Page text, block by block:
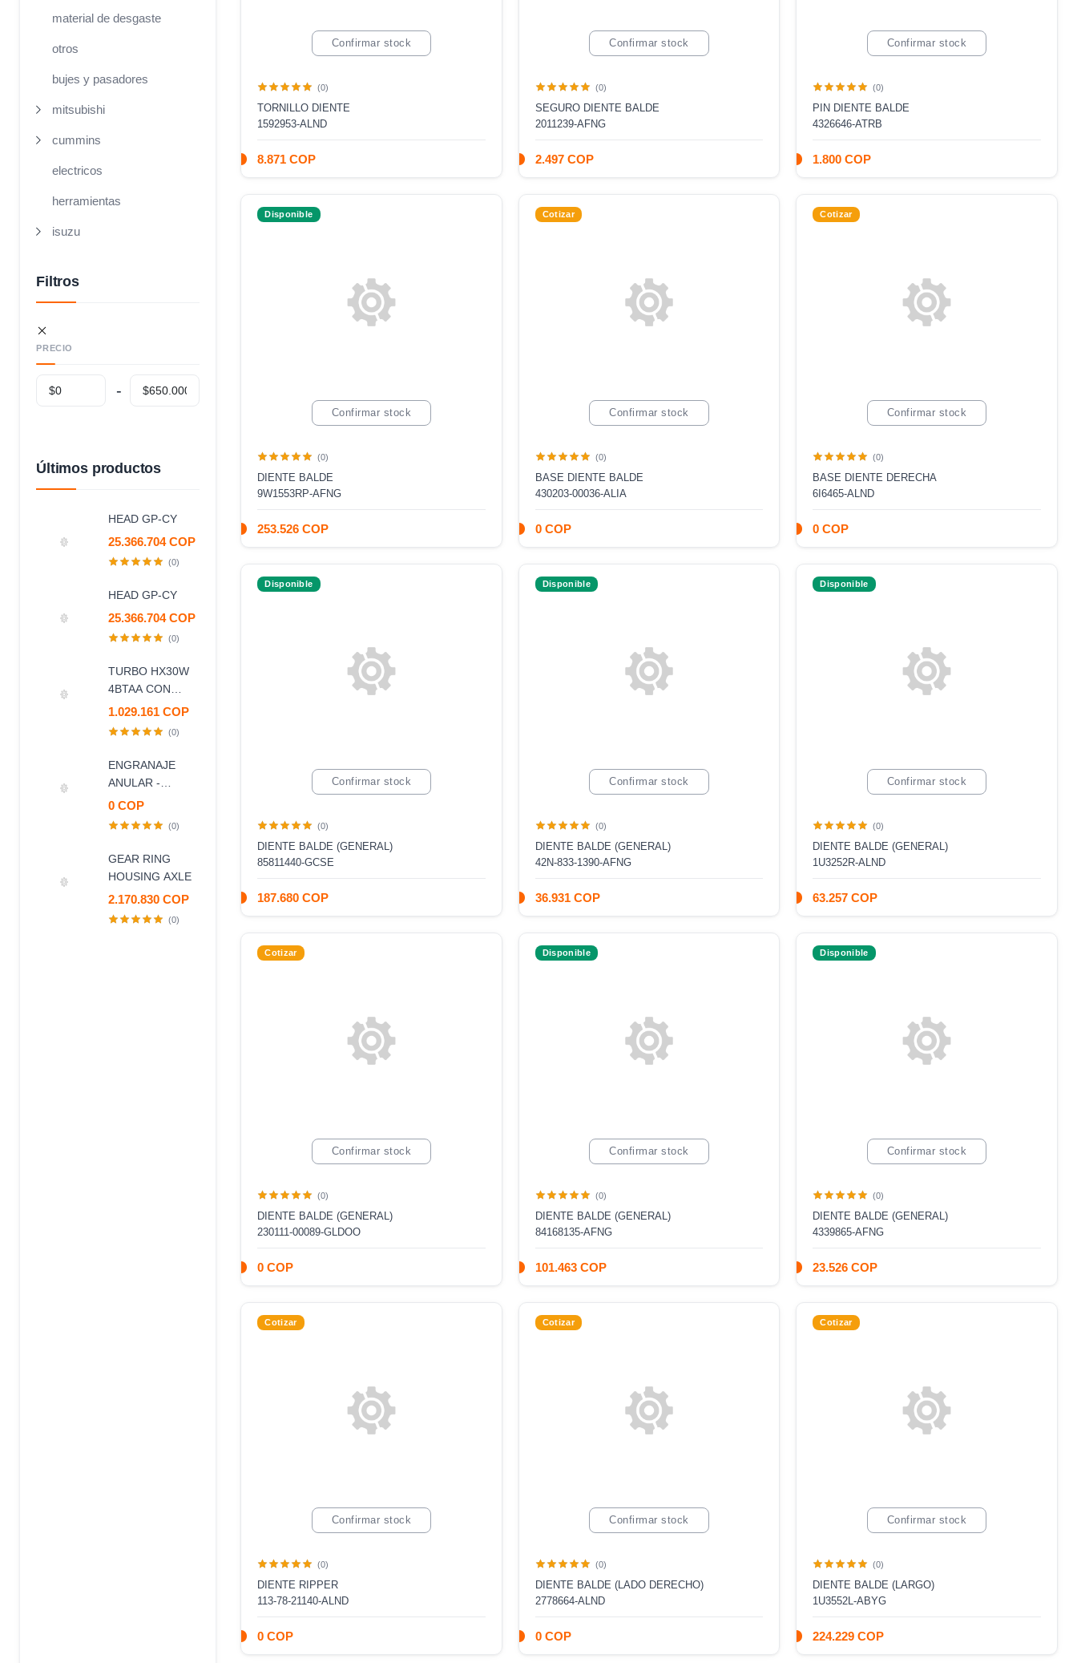
material de desgaste
otros
bujes y pasadores
mitsubishi
cummins
electricos
herramientas
isuzu
Filtros
PRECIO
Últimos productos
HEAD GP-CY
25.366.704 COP
(0)
HEAD GP-CY
25.366.704 COP
(0)
TURBO HX30W
4BTAA CON
VALVULA
1.029.161 COP
(0)
ENGRANAJE
ANULAR -
CORONA
2172879
0 COP
(0)
GEAR RING
HOUSING AXLE
2.170.830 COP
(0)
Confirmar stock
(0)
TORNILLO DIENTE
1592953-ALND
8.871 COP
Confirmar stock
(0)
SEGURO DIENTE BALDE
2011239-AFNG
2.497 COP
Confirmar stock
(0)
PIN DIENTE BALDE
4326646-ATRB
1.800 COP
Confirmar stock
Disponible
(0)
DIENTE BALDE
9W1553RP-AFNG
253.526 COP
Confirmar stock
Cotizar
(0)
BASE DIENTE BALDE
430203-00036-ALIA
0 COP
Confirmar stock
Cotizar
(0)
BASE DIENTE DERECHA
6I6465-ALND
0 COP
Confirmar stock
Disponible
(0)
DIENTE BALDE (GENERAL)
85811440-GCSE
187.680 COP
Confirmar stock
Disponible
(0)
DIENTE BALDE (GENERAL)
42N-833-1390-AFNG
36.931 COP
Confirmar stock
Disponible
(0)
DIENTE BALDE (GENERAL)
1U3252R-ALND
63.257 COP
Confirmar stock
Cotizar
(0)
DIENTE BALDE (GENERAL)
230111-00089-GLDOO
0 COP
Confirmar stock
Disponible
(0)
DIENTE BALDE (GENERAL)
84168135-AFNG
101.463 COP
Confirmar stock
Disponible
(0)
DIENTE BALDE (GENERAL)
4339865-AFNG
23.526 COP
Confirmar stock
Cotizar
(0)
DIENTE RIPPER
113-78-21140-ALND
0 COP
Confirmar stock
Cotizar
(0)
DIENTE BALDE (LADO DERECHO)
2778664-ALND
0 COP
Confirmar stock
Cotizar
(0)
DIENTE BALDE (LARGO)
1U3552L-ABYG
224.229 COP